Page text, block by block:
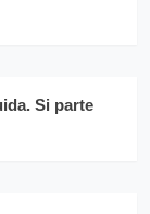
Si parte